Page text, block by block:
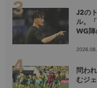
J2の
ル。
WG陣
問わ
むジ